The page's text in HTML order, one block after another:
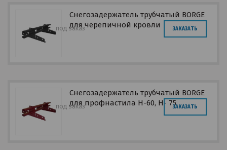
Снегозадержатель трубчатый BORGE
для черепичной кровли
под заказ ЗАКАЗАТЬ
Снегозадержатель трубчатый BORGE
для профнастила Н-60, Н- 75
под заказ ЗАКАЗАТЬ